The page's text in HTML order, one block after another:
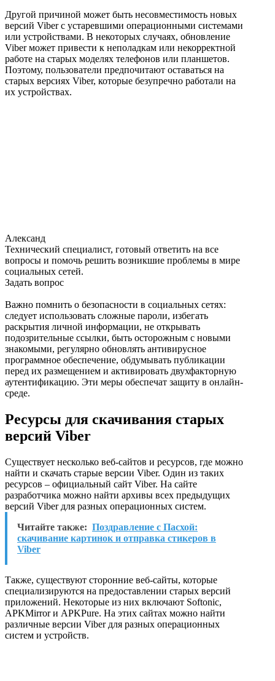
Другой причиной может быть несовместимость новых
версий Viber с устаревшими операционными системами
или устройствами. В некоторых случаях, обновление
Viber может привести к неполадкам или некорректной
работе на старых моделях телефонов или планшетов.
Поэтому, пользователи предпочитают оставаться на
старых версиях Viber, которые безупречно работали на
их устройствах.
Александ
Технический специалист, готовый ответить на все
вопросы и помочь решить возникшие проблемы в мире
социальных сетей.
Задать вопрос
Важно помнить о безопасности в социальных сетях:
следует использовать сложные пароли, избегать
раскрытия личной информации, не открывать
подозрительные ссылки, быть осторожным с новыми
знакомыми, регулярно обновлять антивирусное
программное обеспечение, обдумывать публикации
перед их размещением и активировать двухфакторную
аутентификацию. Эти меры обеспечат защиту в онлайн-
среде.
Ресурсы для скачивания старых
версий Viber
Существует несколько веб-сайтов и ресурсов, где можно
найти и скачать старые версии Viber. Один из таких
ресурсов – официальный сайт Viber. На сайте
разработчика можно найти архивы всех предыдущих
версий Viber для разных операционных систем.
Читайте также: Поздравление с Пасхой:
скачивание картинок и отправка стикеров в
Viber
Также, существуют сторонние веб-сайты, которые
специализируются на предоставлении старых версий
приложений. Некоторые из них включают Softonic,
APKMirror и APKPure. На этих сайтах можно найти
различные версии Viber для разных операционных
систем и устройств.